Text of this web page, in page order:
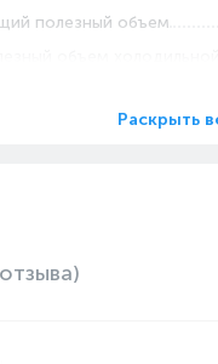
полезный объем
дверей
морозильной
Раскрыть